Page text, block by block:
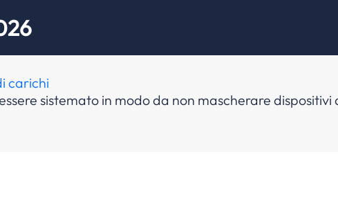
carichi
sistemato in modo da non mascherare